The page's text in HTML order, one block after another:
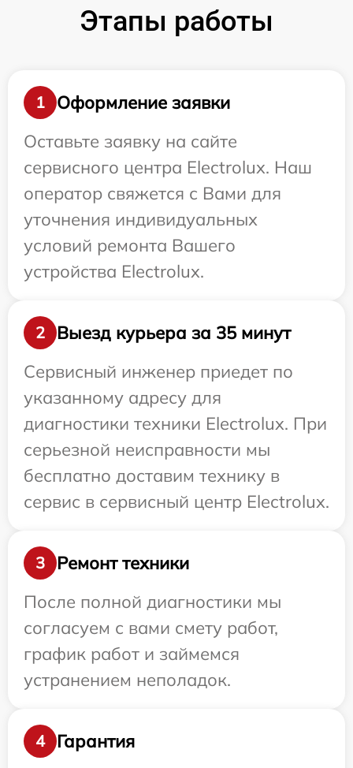
Этапы работы
1
Оформление заявки
Оставьте заявку на сайте
сервисного центра Electrolux. Наш
оператор свяжется с Вами для
уточнения индивидуальных
условий ремонта Вашего
устройства Electrolux.
2
Выезд курьера за 35 минут
Сервисный инженер приедет по
указанному адресу для
диагностики техники Electrolux. При
серьезной неисправности мы
бесплатно доставим технику в
сервис в сервисный центр Electrolux.
3
Ремонт техники
После полной диагностики мы
согласуем с вами смету работ,
график работ и займемся
устранением неполадок.
4
Гарантия